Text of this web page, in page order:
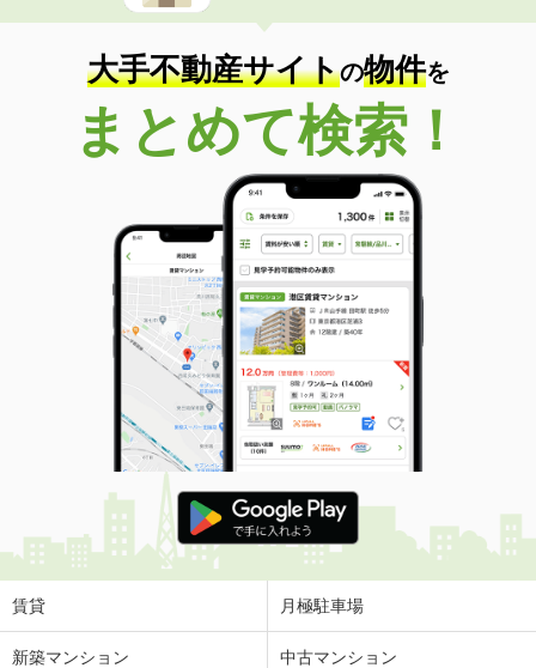
大手不動産サイトの物件を
まとめて検索！
賃貸 月極駐車場
新築マンション 中古マンション